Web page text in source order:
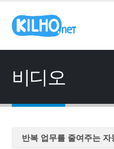
비디오
반복 업무를 줄여주는